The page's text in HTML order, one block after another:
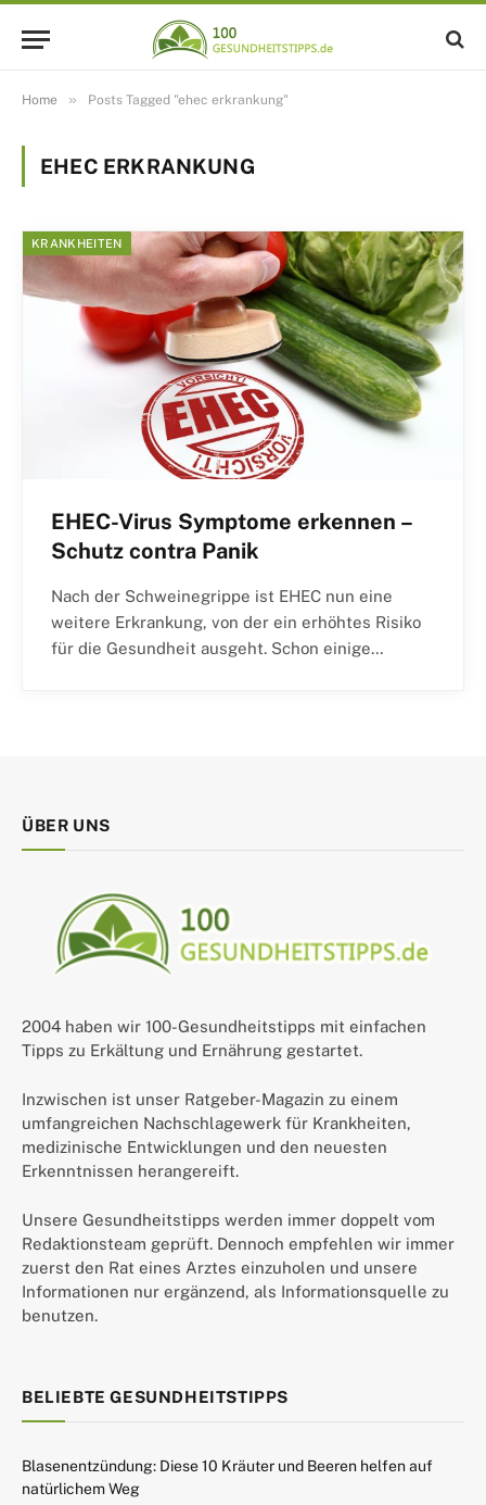
Home » Posts Tagged "ehec erkrankung"
EHEC ERKRANKUNG
KRANKHEITEN
EHEC-Virus Symptome erkennen –
Schutz contra Panik
Nach der Schweinegrippe ist EHEC nun eine
weitere Erkrankung, von der ein erhöhtes Risiko
für die Gesundheit ausgeht. Schon einige…
ÜBER UNS
2004 haben wir 100-Gesundheitstipps mit einfachen
Tipps zu Erkältung und Ernährung gestartet.
Inzwischen ist unser Ratgeber-Magazin zu einem
umfangreichen Nachschlagewerk für Krankheiten,
medizinische Entwicklungen und den neuesten
Erkenntnissen herangereift.
Unsere Gesundheitstipps werden immer doppelt vom
Redaktionsteam geprüft. Dennoch empfehlen wir immer
zuerst den Rat eines Arztes einzuholen und unsere
Informationen nur ergänzend, als Informationsquelle zu
benutzen.
BELIEBTE GESUNDHEITSTIPPS
Blasenentzündung: Diese 10 Kräuter und Beeren helfen auf
natürlichem Weg